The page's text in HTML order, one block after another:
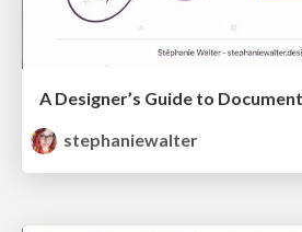
stephaniewalter